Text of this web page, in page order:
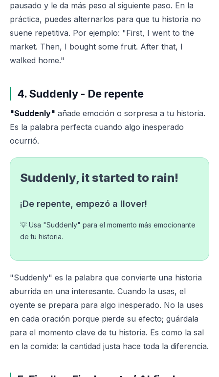
pausado y le da más peso al siguiente paso. En la
práctica, puedes alternarlos para que tu historia no
suene repetitiva. Por ejemplo: "First, I went to the
market. Then, I bought some fruit. After that, I
walked home."
4. Suddenly - De repente
"Suddenly" añade emoción o sorpresa a tu historia.
Es la palabra perfecta cuando algo inesperado
ocurrió.
Suddenly, it started to rain!
¡De repente, empezó a llover!
💡 Usa "Suddenly" para el momento más emocionante
de tu historia.
"Suddenly" es la palabra que convierte una historia
aburrida en una interesante. Cuando la usas, el
oyente se prepara para algo inesperado. No la uses
en cada oración porque pierde su efecto; guárdala
para el momento clave de tu historia. Es como la sal
en la comida: la cantidad justa hace toda la diferencia.